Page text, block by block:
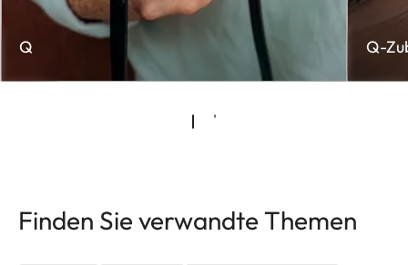
Q Q-
Finden Sie verwandte Themen